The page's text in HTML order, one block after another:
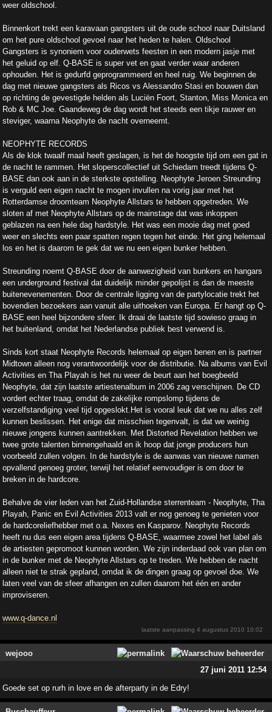
weer oldschool.
Binnenkort trekt een karavaan gangsters uit de oude school naar Duitsland
om het pure oldschool gevoel naar het heden te halen. Oldschool
Gangsters is synoniem voor ouderwets feesten in een modern jasje met
het geluid op elf. Q-BASE is super vet en gaat verder waar anderen
ophouden. Het is gedurfd geprogrammeerd en heel ruig. We beginnen de
dag met nieuwe gangsters als Ricos vs Alessandro Stasi en bouwen dan
op richting de gevestigde helden als Luciën Foort, Stanton, Miss Monica en
Rob & MC Joe. Gaandeweg de dag wordt het steeds een tikje rauwer en
steviger, waarna Neophyte de nacht overneemt.
NEOPHYTE RECORDS
Als de klok twaalf maal heeft geslagen, is het de hoogste tijd om een gat in
de nacht te rammen. Het sloperscollectief uit Schiedam treedt tijdens Q-
BASE dan ook aan in de sterkste opstelling. Neophyte Jeroen Streunding
is verguld een eigen nacht te mogen invullen na vorig jaar met het
Rotterdamse droomteam Neophyte Allstars te hebben opgetreden. We
sloten af met Neophyte Allstars op de mainstage dat was inkoppen
geblazen na een hele dag hardstyle. Het was een mooie dag met goed
weer en slechts een paar spatten regen tegen het einde. Het ging helemaal
los en het is daarom te gek dat we nu een eigen bunker hebben.
Streunding noemt Q-BASE door de aanwezigheid van bunkers en hangars
een underground festival dat duidelijk minder gepolijst is dan de meeste
buitenevenementen. Door de centrale ligging van de partylocatie trekt het
bovendien bezoekers aan vanuit alle uithoeken van Europa. Er hangt op Q-
BASE een heel bijzondere sfeer. Ik draai de laatste tijd sowieso graag in
het buitenland, omdat het Nederlandse publiek best verwend is.
Sinds kort staat Neophyte Records helemaal op eigen benen en is partner
Midtown alleen nog verantwoordelijk voor de distributie. Na albums van Evil
Activities en Tha Playah is het nu weer de beurt aan het boegbeeld
Neophyte, dat zijn laatste artiestenalbum in 2006 zag verschijnen. De CD
vordert echter traag, omdat de zakelijke rompslomp tijdens de
verzelfstandiging veel tijd opgeslokt.Het is vooral leuk dat we nu alles zelf
kunnen beslissen. Het enige dat misschien tegenvalt, is dat we weinig
nieuwe jongens kunnen aantrekken. Met Distorted Revelation hebben we
twee grote talenten binnengehaald en ik hoop dat jonge producers hun
voorbeeld zullen volgen. In de hardstyle is de aanwas van nieuwe namen
opvallend genoeg groter, terwijl het relatief eenvoudiger is om door te
breken in de hardcore.
Behalve de vier leden van het Zuid-Hollandse sterrenteam - Neophyte, Tha
Playah, Panic en Evil Activities 2013 valt er nog genoeg te genieten voor
de hardcoreliefhebber met o.a. Nexes en Kasparov. Neophyte Records
heeft nu dus een eigen area tijdens Q-BASE, waarmee zowel het label als
de artiesten gepromoot kunnen worden. We zijn inderdaad ook van plan om
in de bunker met de Neophyte Allstars op te treden. We hebben de nacht
alleen niet te strak gepland, omdat ik de dingen graag op gevoel doe. We
laten veel van de sfeer afhangen en zullen daarom het één en ander
improviseren.
www.q-dance.nl
laatste aanpassing4 augustus 2010 10:02
wejooo
27 juni 2011 12:54
Goede set op rurh in love en de afterparty in de Edry!